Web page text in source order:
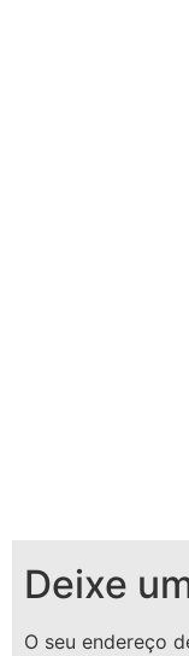
Deixe
O seu endereço